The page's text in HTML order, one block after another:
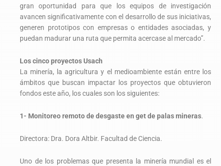
gran oportunidad para que los equipos de investigación
avancen significativamente con el desarrollo de sus iniciativas,
generen prototipos con empresas o entidades asociadas, y
puedan madurar una ruta que permita acercase al mercado”.
Los cinco proyectos Usach
La minería, la agricultura y el medioambiente están entre los
ámbitos que buscan impactar los proyectos que obtuvieron
fondos este año, los cuales son los siguientes:
1- Monitoreo remoto de desgaste en get de palas mineras.
Directora: Dra. Dora Altbir. Facultad de Ciencia.
Uno de los problemas que presenta la minería mundial es el